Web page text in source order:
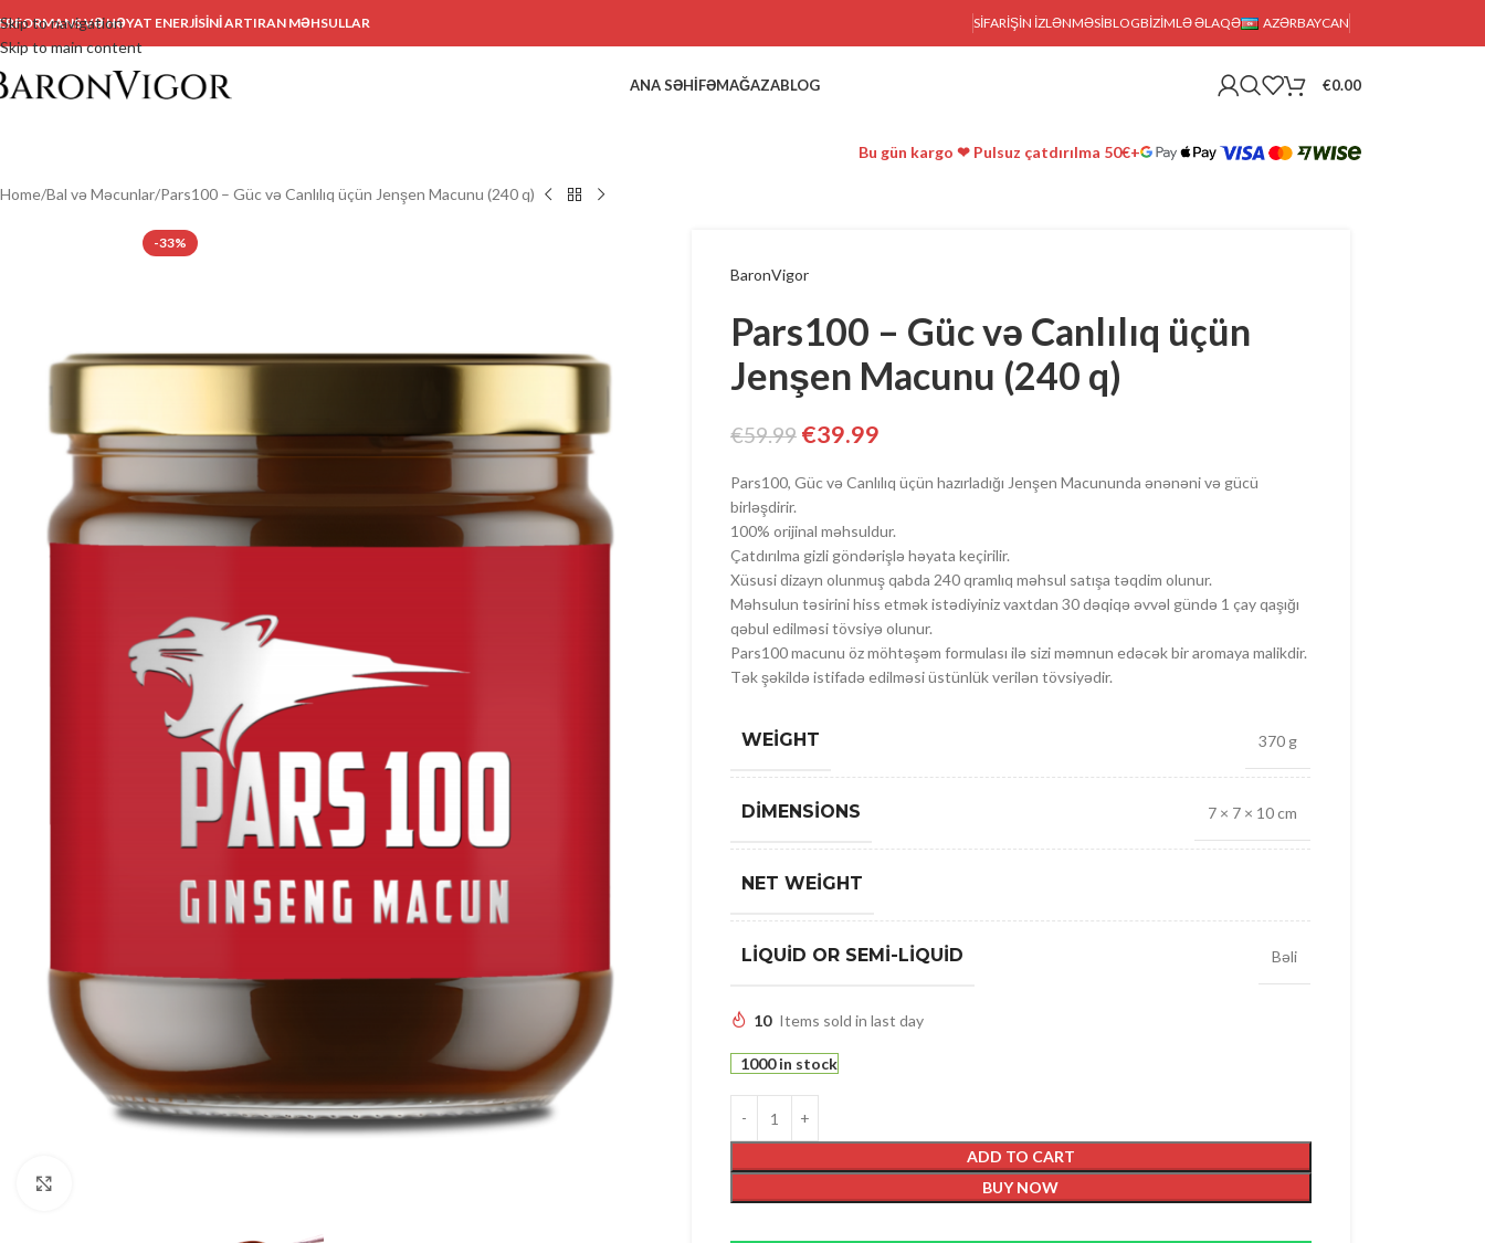
Skip to navigation
Skip to main content
VƏ HƏYAT ENERJİSİNİ ARTIRAN MƏHSULLAR SIFARIŞIN IZLƏNMƏSIBLOGBIZIMLƏ ƏLAQƏ AZƏRBAYCAN
ANA SƏHIFƏMAĞAZABLOG €0.00
Bu gün kargo ❤ Pulsuz çatdırılma 50€+
Home Bal və Məcunlar Pars100 – Güc və Canlılıq üçün Jenşen Macunu (240 q)
-33%
BaronVigor
Pars100 – Güc və Canlılıq üçün
Jenşen Macunu (240 q)
€59.99 €39.99
Pars100, Güc və Canlılıq üçün hazırladığı Jenşen Macununda ənənəni və gücü
birləşdirir.
100% orijinal məhsuldur.
Çatdırılma gizli göndərişlə həyata keçirilir.
Xüsusi dizayn olunmuş qabda 240 qramlıq məhsul satışa təqdim olunur.
Məhsulun təsirini hiss etmək istədiyiniz vaxtdan 30 dəqiqə əvvəl gündə 1 çay qaşığı
qəbul edilməsi tövsiyə olunur.
Pars100 macunu öz möhtəşəm formulası ilə sizi məmnun edəcək bir aromaya malikdir.
Tək şəkildə istifadə edilməsi üstünlük verilən tövsiyədir.
WEIGHT 370 g
DIMENSIONS 7 × 7 × 10 cm
NET WEIGHT
LIQUID OR SEMI-LIQUID Bəli
10 Items sold in last day
1000 in stock
ADD TO CART
BUY NOW